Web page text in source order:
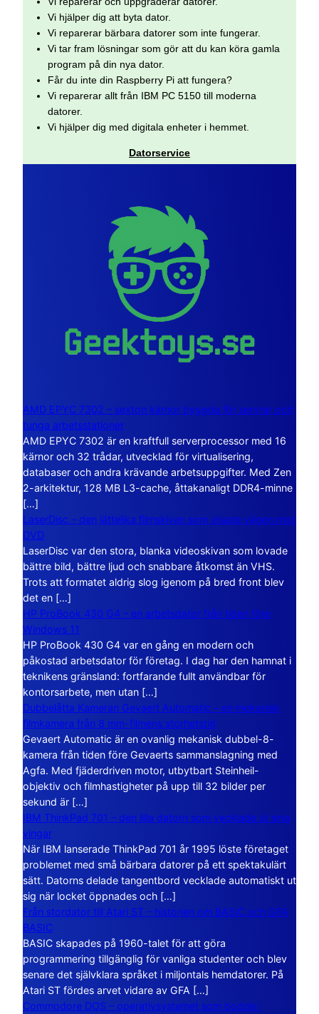
Vi hjälper dig att byta dator.
Vi reparerar bärbara datorer som inte fungerar.
Vi tar fram lösningar som gör att du kan köra gamla
program på din nya dator.
Får du inte din Raspberry Pi att fungera?
Vi reparerar allt från IBM PC 5150 till moderna
datorer.
Vi hjälper dig med digitala enheter i hemmet.
Datorservice
AMD EPYC 7302 – sexton kärnor byggda för servrar och
tunga arbetsstationer
AMD EPYC 7302 är en kraftfull serverprocessor med 16
kärnor och 32 trådar, utvecklad för virtualisering,
databaser och andra krävande arbetsuppgifter. Med Zen
2-arkitektur, 128 MB L3-cache, åttakanaligt DDR4-minne
[…]
LaserDisc – den jättelika filmskivan som visade vägen mot
DVD
LaserDisc var den stora, blanka videoskivan som lovade
bättre bild, bättre ljud och snabbare åtkomst än VHS.
Trots att formatet aldrig slog igenom på bred front blev
det en […]
HP ProBook 430 G4 – en arbetsdator från tiden före
Windows 11
HP ProBook 430 G4 var en gång en modern och
påkostad arbetsdator för företag. I dag har den hamnat i
teknikens gränsland: fortfarande fullt användbar för
kontorsarbete, men utan […]
Dubbelåtta Kameran Gevaert Automatic – en mekanisk
filmkamera från 8 mm-filmens storhetstid
Gevaert Automatic är en ovanlig mekanisk dubbel-8-
kamera från tiden före Gevaerts sammanslagning med
Agfa. Med fjäderdriven motor, utbytbart Steinheil-
objektiv och filmhastigheter på upp till 32 bilder per
sekund är […]
IBM ThinkPad 701 – den lilla datorn som vecklade ut sina
vingar
När IBM lanserade ThinkPad 701 år 1995 löste företaget
problemet med små bärbara datorer på ett spektakulärt
sätt. Datorns delade tangentbord vecklade automatiskt ut
sig när locket öppnades och […]
Från stordator till Atari ST – historien om BASIC och GFA
BASIC
BASIC skapades på 1960-talet för att göra
programmering tillgänglig för vanliga studenter och blev
senare det självklara språket i miljontals hemdatorer. På
Atari ST fördes arvet vidare av GFA […]
Commodore DOS – operativsystemet som bodde i